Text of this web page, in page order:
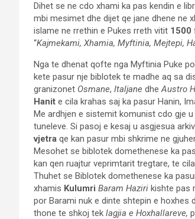
Dihet se ne cdo xhami ka pas kendin e
mbi mesimet dhe dijet qe jane dhene ne
islame ne rrethin e Pukes rreth vitit 1500
“Kajmekami, Xhamia, Myftinia, Mejtepi,
Nga te dhenat qofte nga Myftinia Puke
kete pasur nje biblotek te madhe aq sa
granizonet Osmane, Italjane dheAustro
Hanit e cila krahas saj ka pasur Hanin,
Me ardhjen e sistemit komunist cdo gje
tuneleve. Si pasoj e kesaj u asgjesua
vjetra qe kan pasur mbi shkrime ne
Mesohet se biblotek domethenese ka
kan qen ruajtur veprimtarit tregtare, te
Thuhet se Biblotek domethenese ka
xhamis Kulumri Baram Haziri kishte pas
por Barami nuk e dinte shtepin e hoxhes
thone te shkoj tek lagjia e Hoxhallareve,